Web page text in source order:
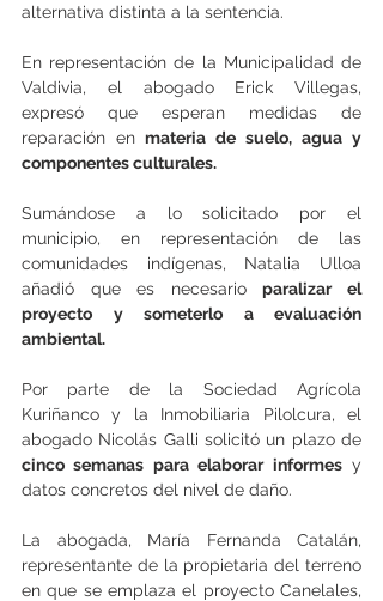
alternativa distinta a la sentencia.
En representación de la Municipalidad de
Valdivia, el abogado Erick Villegas,
expresó que esperan medidas de
reparación en materia de suelo, agua y
componentes culturales.
Sumándose a lo solicitado por el
municipio, en representación de las
comunidades indígenas, Natalia Ulloa
añadió que es necesario paralizar el
proyecto y someterlo a evaluación
ambiental.
Por parte de la Sociedad Agrícola
Kuriñanco y la Inmobiliaria Pilolcura, el
cinco semanas para elaborar informes y
datos concretos del nivel de daño.
La abogada, María Fernanda Catalán,
representante de la propietaria del terreno
en que se emplaza el proyecto Canelales,